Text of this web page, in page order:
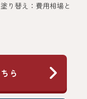
り替え：費用相場と
ら